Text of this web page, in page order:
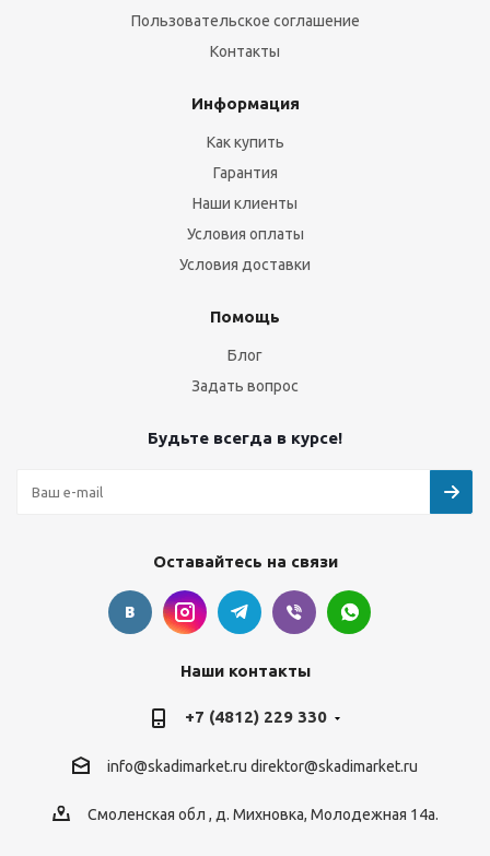
Пользовательское соглашение
Контакты
Информация
Как купить
Гарантия
Наши клиенты
Условия оплаты
Условия доставки
Помощь
Блог
Задать вопрос
Будьте всегда в курсе!
Оставайтесь на связи
Наши контакты
+7 (4812) 229 330
info@skadimarket.ru direktor@skadimarket.ru
Смоленская обл , д. Михновка, Молодежная 14а.